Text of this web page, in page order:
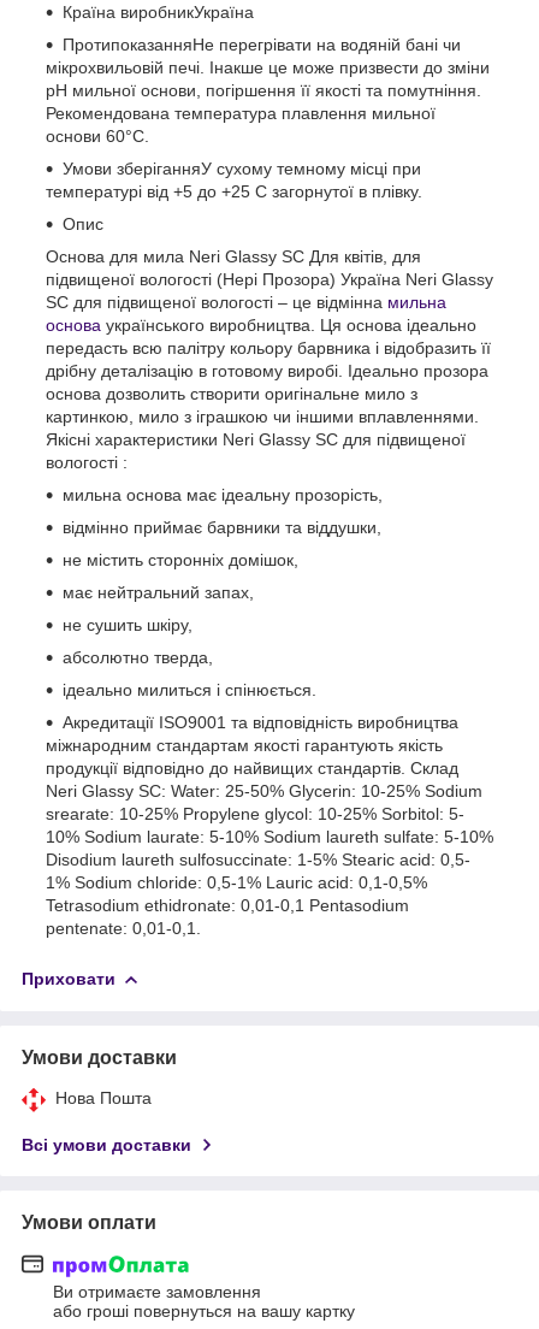
Країна виробникУкраїна
ПротипоказанняНе перегрівати на водяній бані чи
мікрохвильовій печі. Інакше це може призвести до зміни
рН мильної основи, погіршення її якості та помутніння.
Рекомендована температура плавлення мильної
основи 60°С.
Умови зберіганняУ сухому темному місці при
температурі від +5 до +25 С загорнутої в плівку.
Опис
Основа для мила Neri Glassy SC Для квітів, для
підвищеної вологості (Нері Прозора) Україна Neri Glassy
SC для підвищеної вологості – це відмінна мильна
основа українського виробництва. Ця основа ідеально
передасть всю палітру кольору барвника і відобразить її
дрібну деталізацію в готовому виробі. Ідеально прозора
основа дозволить створити оригінальне мило з
картинкою, мило з іграшкою чи іншими вплавленнями.
Якісні характеристики Neri Glassy SC для підвищеної
вологості :
мильна основа має ідеальну прозорість,
відмінно приймає барвники та віддушки,
не містить сторонніх домішок,
має нейтральний запах,
не сушить шкіру,
абсолютно тверда,
ідеально милиться і спінюється.
Акредитації ISO9001 та відповідність виробництва
міжнародним стандартам якості гарантують якість
продукції відповідно до найвищих стандартів. Склад
Neri Glassy SC: Water: 25-50% Glycerin: 10-25% Sodium
srearate: 10-25% Propylene glycol: 10-25% Sorbitol: 5-
10% Sodium laurate: 5-10% Sodium laureth sulfate: 5-10%
Disodium laureth sulfosuccinate: 1-5% Stearic acid: 0,5-
1% Sodium chloride: 0,5-1% Lauric acid: 0,1-0,5%
Tetrasodium ethidronate: 0,01-0,1 Pentasodium
pentenate: 0,01-0,1.
Приховати
Умови доставки
Нова Пошта
Всі умови доставки
Умови оплати
Ви отримаєте замовлення
або гроші повернуться на вашу картку